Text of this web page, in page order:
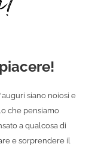
siano noiosi e
che pensiamo
a qualcosa di
e sorprendere il